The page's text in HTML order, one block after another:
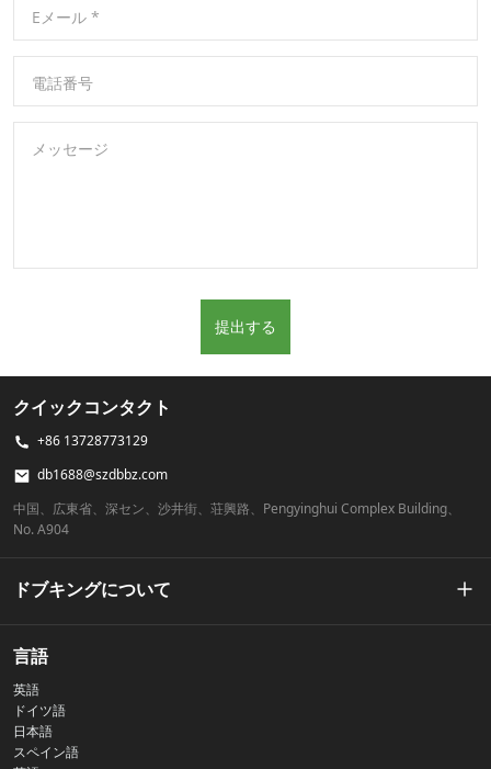
Eメール *
電話番号
メッセージ
提出する
クイックコンタクト
+86 13728773129
db1688@szdbbz.com
中国、広東省、深セン、沙井街、荘興路、Pengyinghui Complex Building、
No. A904
ドブキングについて
私たちの物語
プライバシーポリシー
お問い合わせ
言語
英語
ドイツ語
日本語
スペイン語